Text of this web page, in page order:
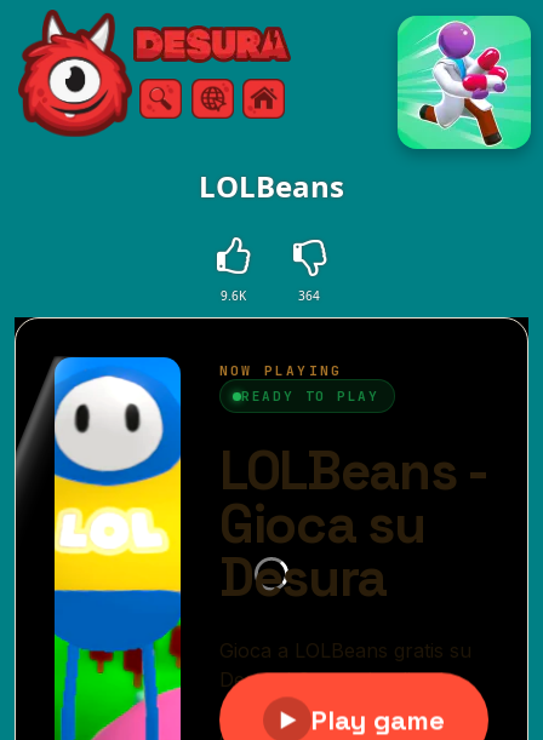
Free Online Games
RicercaMenù
LOLBeans
9.6K 364